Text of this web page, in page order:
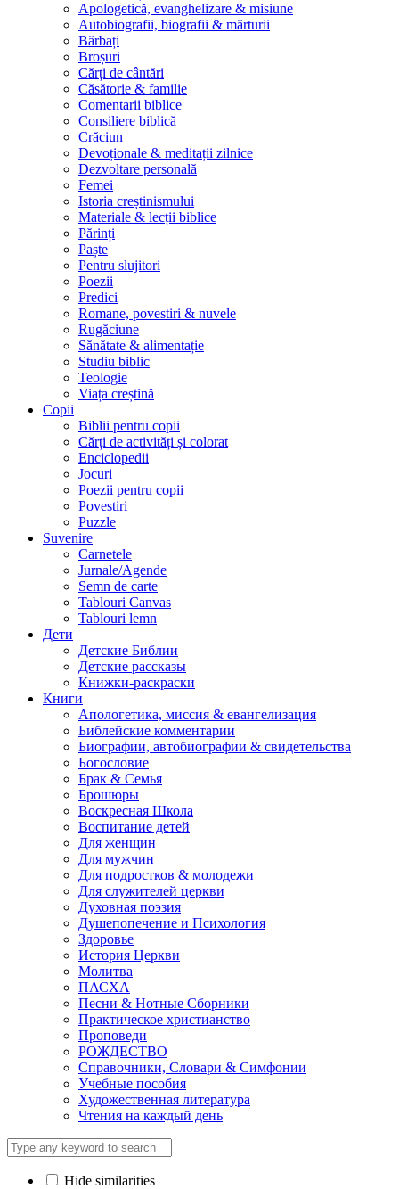
Apologetică, evanghelizare & misiune
Autobiografii, biografii & mărturii
Bărbați
Broșuri
Cărți de cântări
Căsătorie & familie
Comentarii biblice
Consiliere biblică
Crăciun
Devoționale & meditații zilnice
Dezvoltare personală
Femei
Istoria creștinismului
Materiale & lecții biblice
Părinți
Paște
Pentru slujitori
Poezii
Predici
Romane, povestiri & nuvele
Rugăciune
Sănătate & alimentație
Studiu biblic
Teologie
Viața creștină
Copii
Biblii pentru copii
Cărți de activități și colorat
Enciclopedii
Jocuri
Poezii pentru copii
Povestiri
Puzzle
Suvenire
Carnetele
Jurnale/Agende
Semn de carte
Tablouri Canvas
Tablouri lemn
Дети
Детские Библии
Детские рассказы
Книжки-раскраски
Книги
Апологетика, миссия & евангелизация
Библейские комментарии
Биографии, автобиографии & свидетельства
Богословие
Брак & Семья
Брошюры
Воскресная Школа
Воспитание детей
Для женщин
Для мужчин
Для подростков & молодежи
Для служителей церкви
Духовная поэзия
Душепопечение и Психология
Здоровье
История Церкви
Молитва
ПАСХА
Песни & Нотные Сборники
Практическое христианство
Проповеди
РОЖДЕСТВО
Справочники, Словари & Симфонии
Учебные пособия
Художественная литература
Чтения на каждый день
Hide similarities